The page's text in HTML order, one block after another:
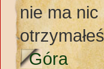
nie ma
Góra